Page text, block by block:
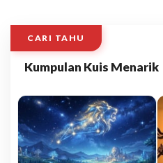
CARI TAHU
Kumpulan Kuis Menarik